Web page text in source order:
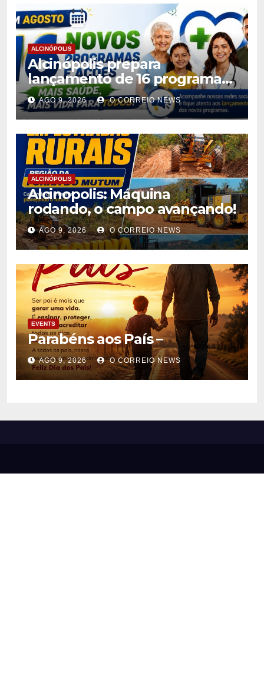
ALCINÓPOLIS
Alcinópolis prepara
lançamento de 16 programas
de saúde para ampliar
atendimento à população
AGO 9, 2026 O CORREIO NEWS
ALCINÓPOLIS
Alcinopolis: Máquina
rodando, o campo avançando!
AGO 9, 2026 O CORREIO NEWS
EVENTS
Parabéns aos País –
AGO 9, 2026 O CORREIO NEWS